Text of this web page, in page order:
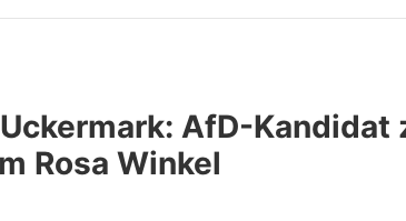
AfD-Kandidat
Rosa Winkel